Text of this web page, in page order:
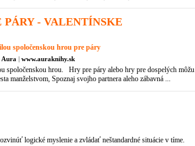
PÁRY - VALENTÍNSKE
spoločenskou hrou pre páry
Aura | www.auraknihy.sk
spoločenskou hrou. Hry pre páry alebo hry pre dospelých môžu
manželstvom, Spoznaj svojho partnera aleho zábavná ...
logické myslenie a zvládať neštandardné situácie v tíme.